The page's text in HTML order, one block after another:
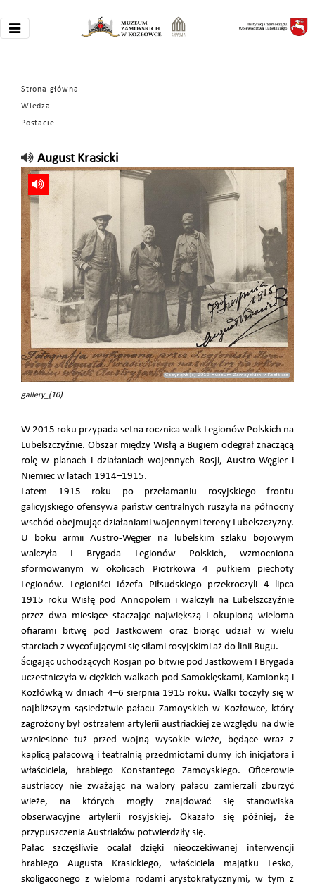
Strona główna
Wiedza
Postacie
August Krasicki
gallery_(10)
W 2015 roku przypada setna rocznica walk Legionów Polskich na
Lubelszczyźnie. Obszar między Wisłą a Bugiem odegrał znaczącą
rolę w planach i działaniach wojennych Rosji, Austro-Węgier i
Niemiec w latach 1914–1915.
Latem 1915 roku po przełamaniu rosyjskiego frontu
galicyjskiego ofensywa państw centralnych ruszyła na północny
wschód obejmując działaniami wojennymi tereny Lubelszczyzny.
U boku armii Austro-Węgier na lubelskim szlaku bojowym
walczyła I Brygada Legionów Polskich, wzmocniona
sformowanym w okolicach Piotrkowa 4 pułkiem piechoty
Legionów. Legioniści Józefa Piłsudskiego przekroczyli 4 lipca
1915 roku Wisłę pod Annopolem i walczyli na Lubelszczyźnie
przez dwa miesiące staczając największą i okupioną wieloma
ofiarami bitwę pod Jastkowem oraz biorąc udział w wielu
starciach z wycofującymi się siłami rosyjskimi aż do linii Bugu.
Ścigając uchodzących Rosjan po bitwie pod Jastkowem I Brygada
uczestniczyła w ciężkich walkach pod Samoklęskami, Kamionką i
Kozłówką w dniach 4–6 sierpnia 1915 roku. Walki toczyły się w
najbliższym sąsiedztwie pałacu Zamoyskich w Kozłowce, który
zagrożony był ostrzałem artylerii austriackiej ze względu na dwie
wzniesione tuż przed wojną wysokie wieże, będące wraz z
kaplicą pałacową i teatralnią przedmiotami dumy ich inicjatora i
właściciela, hrabiego Konstantego Zamoyskiego. Oficerowie
austriaccy nie zważając na walory pałacu zamierzali zburzyć
wieże, na których mogły znajdować się stanowiska
obserwacyjne artylerii rosyjskiej. Okazało się później, że
przypuszczenia Austriaków potwierdziły się.
Pałac szczęśliwie ocalał dzięki nieoczekiwanej interwencji
hrabiego Augusta Krasickiego, właściciela majątku Lesko,
skoligaconego z wieloma rodami arystokratycznymi, w tym z